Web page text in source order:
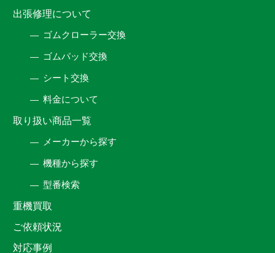
出張修理について
ゴムクローラー交換
ゴムパッド交換
シート交換
料金について
取り扱い商品一覧
メーカーから探す
機種から探す
型番検索
重機買取
ご依頼状況
対応事例